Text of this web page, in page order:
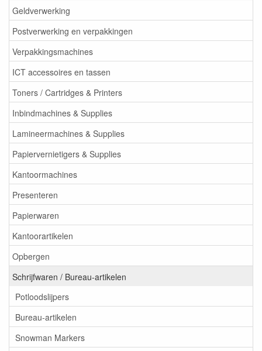
Geldverwerking
Postverwerking en verpakkingen
Verpakkingsmachines
ICT accessoires en tassen
Toners / Cartridges & Printers
Inbindmachines & Supplies
Lamineermachines & Supplies
Papiervernietigers & Supplies
Kantoormachines
Presenteren
Papierwaren
Kantoorartikelen
Opbergen
Schrijfwaren / Bureau-artikelen
Potloodslijpers
Bureau-artikelen
Snowman Markers